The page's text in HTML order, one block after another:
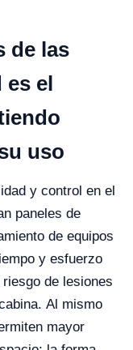
de las
es el
uso
y control en el
paneles de
de equipos
y esfuerzo
de lesiones
Al mismo
mayor